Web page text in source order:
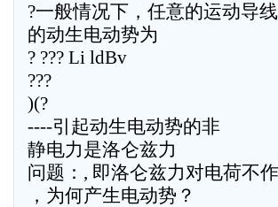
?一般情况下，任意的运动导
的动生电动势为
? ??? Li ldBv
???
)(?
----引起动生电动势的非
静电力是洛仑兹力
问题：, 即洛仑兹力对电荷不
，为何产生电动势？